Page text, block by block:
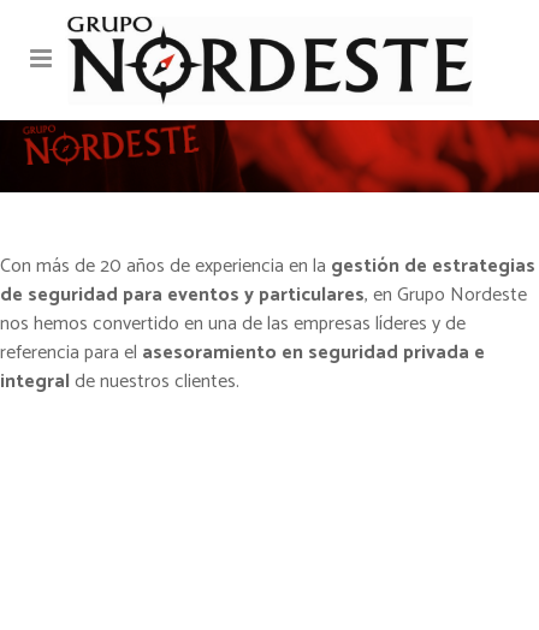
SEGURIDAD
Con más de 20 años de experiencia en la gestión de estrategias
de seguridad para eventos y particulares, en Grupo Nordeste
nos hemos convertido en una de las empresas líderes y de
referencia para el asesoramiento en seguridad privada e
integralde nuestros clientes.